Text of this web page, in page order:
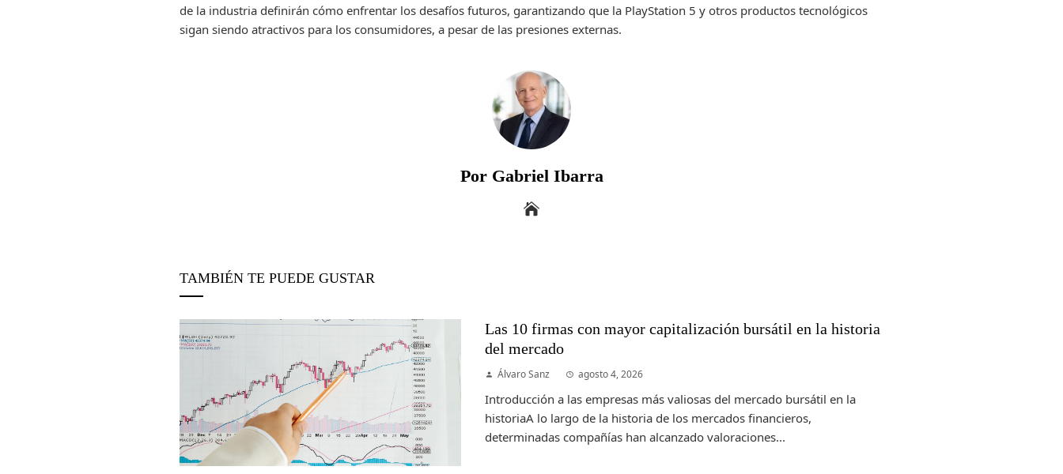
de la industria definirán cómo enfrentar los desafíos futuros, garantizando que la PlayStation 5 y otros productos tecnológicos
sigan siendo atractivos para los consumidores, a pesar de las presiones externas.
Por Gabriel Ibarra
TAMBIÉN TE PUEDE GUSTAR
Las 10 firmas con mayor capitalización bursátil en la historia
del mercado
Álvaro Sanz agosto 4, 2026
Introducción a las empresas más valiosas del mercado bursátil en la
historiaA lo largo de la historia de los mercados financieros,
determinadas compañías han alcanzado valoraciones...